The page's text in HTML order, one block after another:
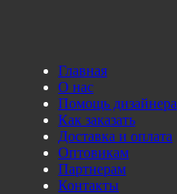
Главная
О нас
Помощь дизайнера
Как заказать
Доставка и оплата
Оптовикам
Партнерам
Контакты